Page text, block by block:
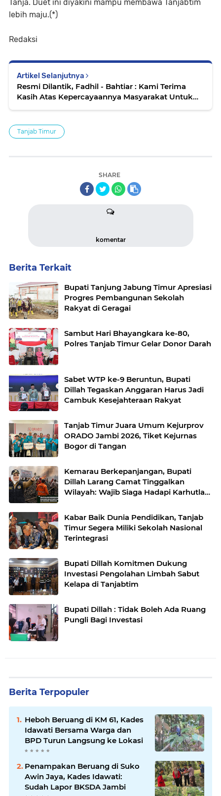
Tanja. Duet ini diyakini mampu membawa Tanjabtim
lebih maju.(*)
Redaksi
Artikel Selanjutnya
Resmi Dilantik, Fadhil - Bahtiar : Kami Terima
Kasih Atas Kepercayaannya Masyarakat Untuk
Tanjab Timur
SHARE
komentar
Berita Terkait
Bupati Tanjung Jabung Timur Apresiasi
Progres Pembangunan Sekolah
Rakyat di Geragai
Sambut Hari Bhayangkara ke-80,
Polres Tanjab Timur Gelar Donor Darah
Sabet WTP ke-9 Beruntun, Bupati
Dillah Tegaskan Anggaran Harus Jadi
Cambuk Kesejahteraan Rakyat
Tanjab Timur Juara Umum Kejurprov
ORADO Jambi 2026, Tiket Kejurnas
Bogor di Tangan
Kemarau Berkepanjangan, Bupati
Dillah Larang Camat Tinggalkan
Wilayah: Wajib Siaga Hadapi Karhutla
Kabar Baik Dunia Pendidikan, Tanjab
Timur Segera Miliki Sekolah Nasional
Terintegrasi
Bupati Dillah Komitmen Dukung
Investasi Pengolahan Limbah Sabut
Kelapa di Tanjabtim
Bupati Dillah : Tidak Boleh Ada Ruang
Pungli Bagi Investasi
Berita Terpopuler
Heboh Beruang di KM 61, Kades
Idawati Bersama Warga dan
BPD Turun Langsung ke Lokasi
Penampakan Beruang di Suko
Awin Jaya, Kades Idawati:
Sudah Lapor BKSDA Jambi